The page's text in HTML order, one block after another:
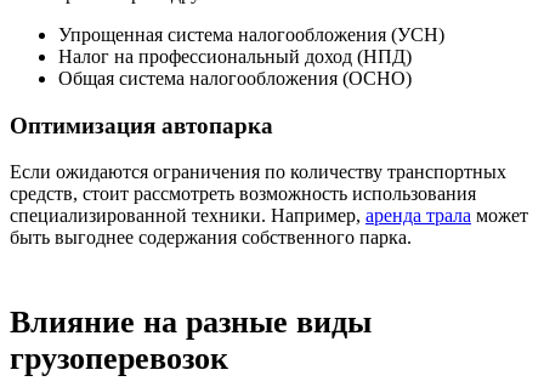
Упрощенная система налогообложения (УСН)
Налог на профессиональный доход (НПД)
Общая система налогообложения (ОСНО)
Оптимизация автопарка
Если ожидаются ограничения по количеству транспортных
средств, стоит рассмотреть возможность использования
специализированной техники. Например, аренда трала может
быть выгоднее содержания собственного парка.
Влияние на разные виды
грузоперевозок